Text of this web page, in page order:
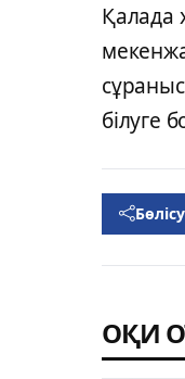
Қалада
білуге
Бөлісу
ОҚИ